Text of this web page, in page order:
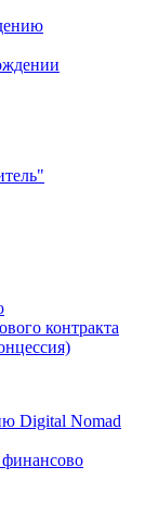
контракта
Digital Nomad